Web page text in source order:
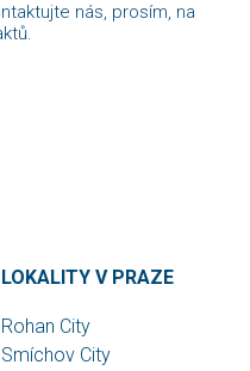
nás, prosím, na
LOKALITY V PRAZE
Rohan City
Smíchov City